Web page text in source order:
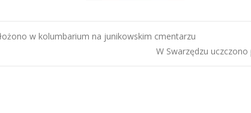
w kolumbarium na junikowskim cmentarzu
W Swarzędzu